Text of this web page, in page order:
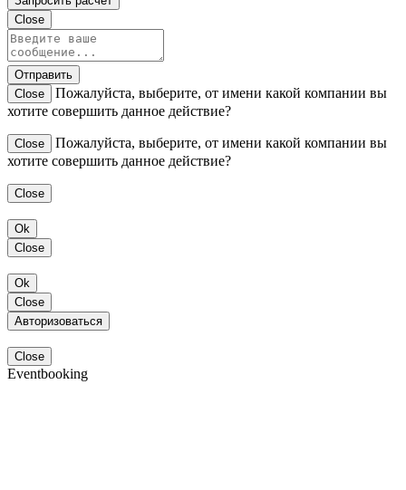
Close
Отправить
Close
Пожалуйста, выберите, от имени какой компании вы
хотите совершить данное действие?
Close
Пожалуйста, выберите, от имени какой компании вы
хотите совершить данное действие?
Close
Ok
Close
Ok
Close
Авторизоваться
Close
Eventbooking